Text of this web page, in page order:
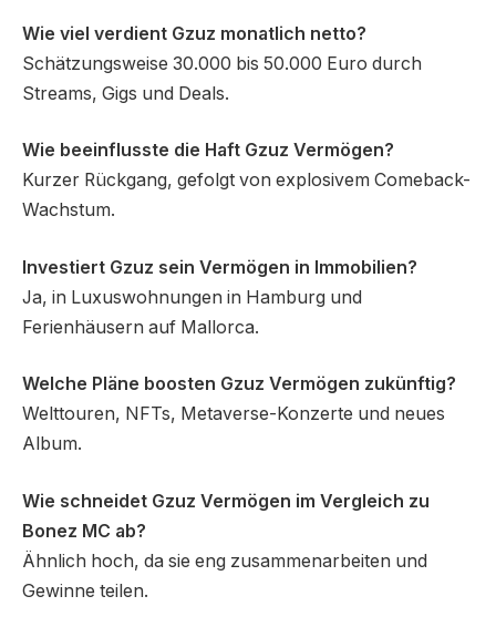
Wie viel verdient Gzuz monatlich netto?
Schätzungsweise 30.000 bis 50.000 Euro durch
Streams, Gigs und Deals.
Wie beeinflusste die Haft Gzuz Vermögen?
Kurzer Rückgang, gefolgt von explosivem Comeback-
Wachstum.
Investiert Gzuz sein Vermögen in Immobilien?
Ja, in Luxuswohnungen in Hamburg und
Ferienhäusern auf Mallorca.
Welche Pläne boosten Gzuz Vermögen zukünftig?
Welttouren, NFTs, Metaverse-Konzerte und neues
Album.
Wie schneidet Gzuz Vermögen im Vergleich zu
Bonez MC ab?
Ähnlich hoch, da sie eng zusammenarbeiten und
Gewinne teilen.